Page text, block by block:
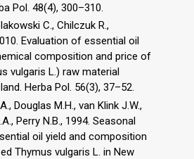
Pol. 48(4), 300–310.
C., Chilczuk R.,
Evaluation of essential oil
composition and price of
vulgaris L.) raw material
Herba Pol. 56(3), 37–52.
Douglas M.H., van Klink J.W.,
Perry N.B., 1994. Seasonal
oil yield and composition
Thymus vulgaris L. in New